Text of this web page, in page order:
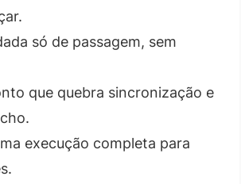
só de passagem, sem
que quebra sincronização e
execução completa para